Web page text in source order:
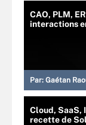
CAO, PLM,
interactions
Par: Gaétan
Cloud, SaaS,
recette de